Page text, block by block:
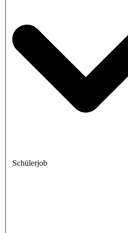
Schülerjob